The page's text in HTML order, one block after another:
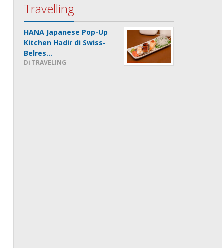
Travelling
HANA Japanese Pop-Up
Kitchen Hadir di Swiss-
Belres…
Di TRAVELING